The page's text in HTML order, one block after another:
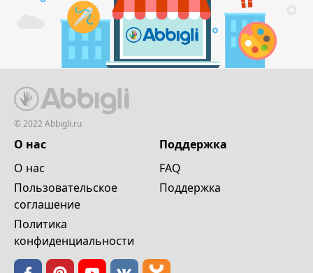
© 2022 Abbigli.ru
О нас
О нас
Пользовательское
cоглашение
Политика
конфиденциальности
Поддержка
FAQ
Поддержка